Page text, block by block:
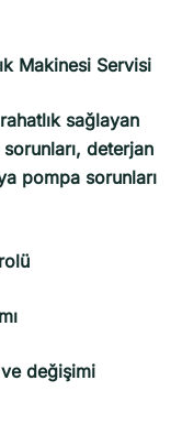
Makinesi Servisi
sağlayan
deterjan
pompa sorunları
değişimi